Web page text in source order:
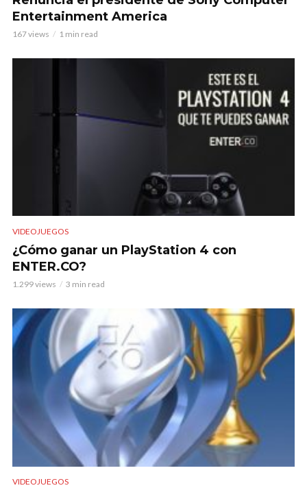
Entertainment America
167 views 1 min read
VIDEOJUEGOS
¿Cómo ganar un PlayStation 4 con
ENTER.CO?
1.299 views 3 min read
VIDEOJUEGOS